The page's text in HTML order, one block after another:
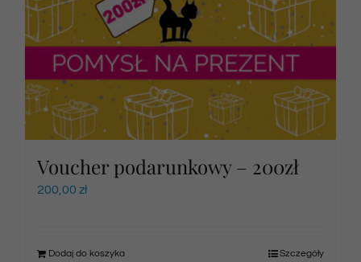
Voucher podarunkowy – 200zł
200,00 zł
Dodaj do koszyka Szczegóły